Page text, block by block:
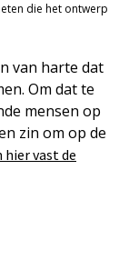
die het ontwerp
van harte dat
Om dat te
mensen op
zin om op de
hier vast de